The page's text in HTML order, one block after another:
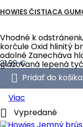
HOWIES ČISTIACA
Vhodné k
korčule Oxid hlinitý
odolné Zanecháva
glazovaná lepená
Cena
21,99 €
 Pridať do košika
Viac
 Vypredané